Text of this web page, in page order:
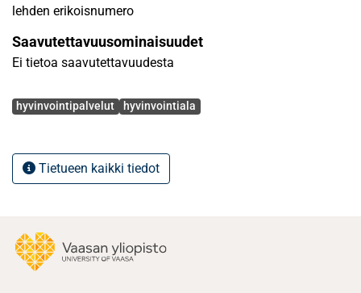
lehden erikoisnumero
Saavutettavuusominaisuudet
Ei tietoa saavutettavuudesta
Avainsanat
hyvinvointipalvelut hyvinvointiala
Tietueen kaikki tiedot